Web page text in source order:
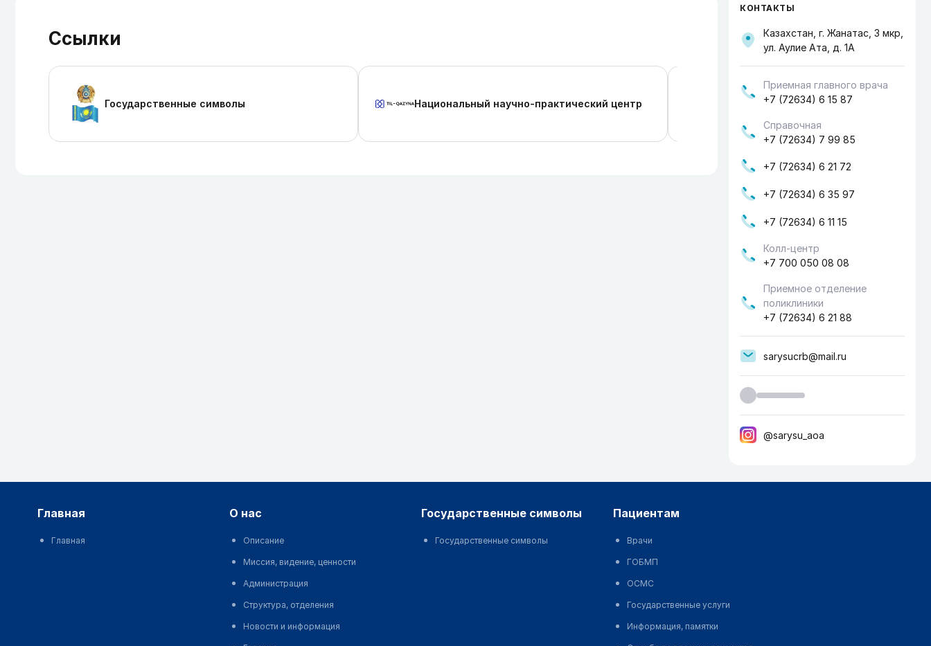
Ссылки
Государственные символы Национальный научно-практический центр
Министерство здравоохранения
КОНТАКТЫ
Казахстан, г. Жанатас, 3 мкр,
ул. Аулие Ата, д. 1А
Приемная главного врача
+7 (72634) 6 15 87
Справочная
+7 (72634) 7 99 85
+7 (72634) 6 21 72
+7 (72634) 6 35 97
+7 (72634) 6 11 15
Колл-центр
+7 700 050 08 08
Приемное отделение
поликлиники
+7 (72634) 6 21 88
sarysucrb@mail.ru
@sarysu_aoa
главная
Главная
о нас
Описание
Миссия, видение, ценности
Администрация
Структура, отделения
Новости и информация
государственные символы
Государственные символы
пациентам
Врачи
ГОБМП
ОСМС
Государственные услуги
Информация, памятки